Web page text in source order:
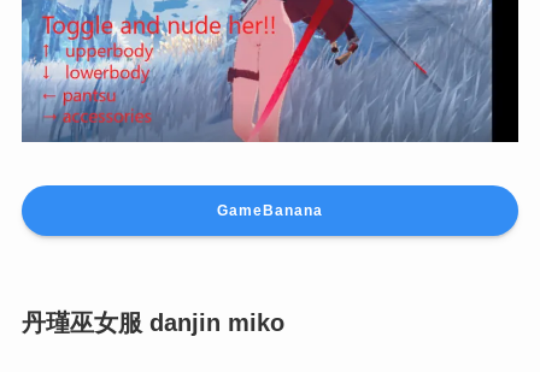
GameBanana
丹瑾巫女服 danjin miko